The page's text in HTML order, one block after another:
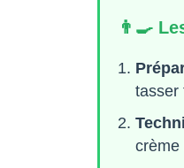
👨‍🍳
tasser
crème